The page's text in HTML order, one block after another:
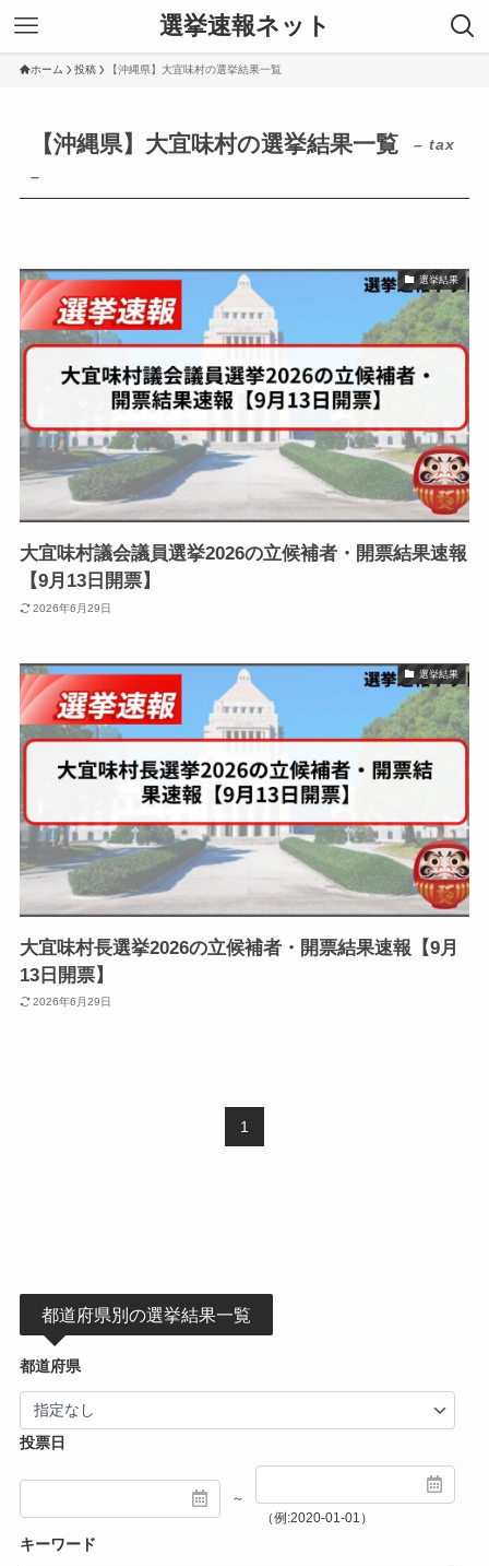
選挙速報ネット
ホーム 投稿 【沖縄県】大宜味村の選挙結果一覧
【沖縄県】大宜味村の選挙結果一覧
– tax
–
選挙結果
大宜味村議会議員選挙2026の立候補者・開票結果速報
【9月13日開票】
2026年6月29日
選挙結果
大宜味村長選挙2026の立候補者・開票結果速報【9月
13日開票】
2026年6月29日
1
都道府県別の選挙結果一覧
都道府県
投票日
～
（例:2020-01-01）
キーワード